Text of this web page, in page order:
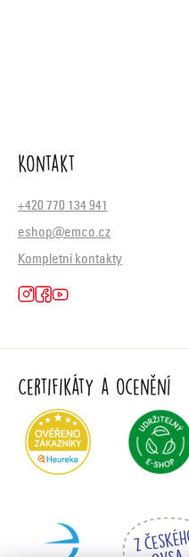
Kontakt
+420 770 134 941
eshop@emco.cz
Kompletní kontakty
Certifikáty a ocenění